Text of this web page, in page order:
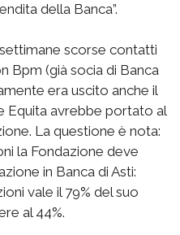
della Banca”.
scorse contatti
Bpm (già socia di Banca
era uscito anche il
Equita avrebbe portato al
La questione è nota:
la Fondazione deve
in Banca di Asti:
vale il 79% del suo
al 44%.